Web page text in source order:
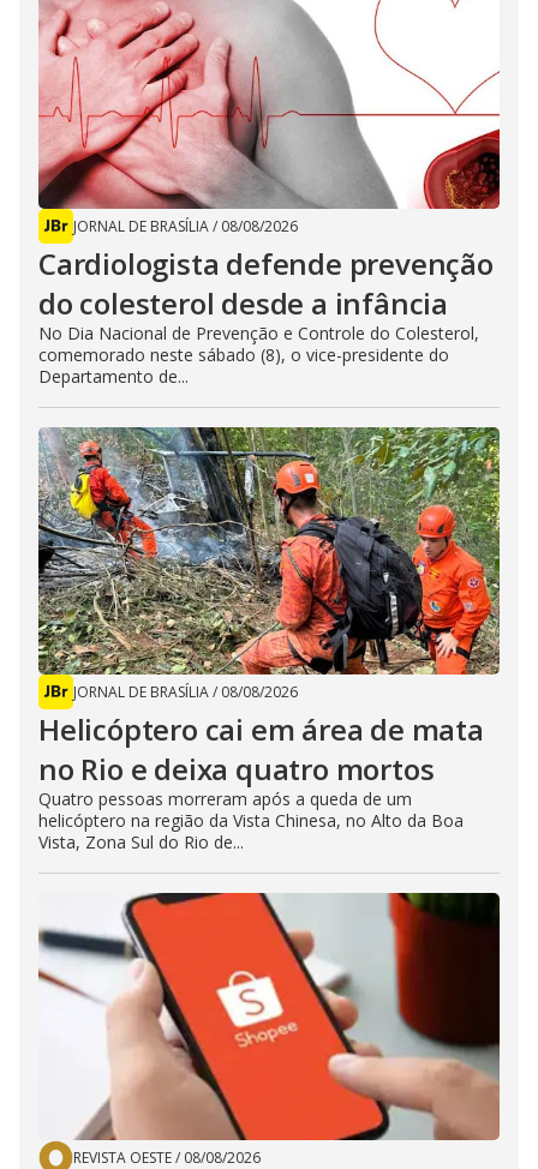
JORNAL DE BRASÍLIA/ 08/08/2026
Cardiologista defende prevenção
do colesterol desde a infância
No Dia Nacional de Prevenção e Controle do Colesterol,
comemorado neste sábado (8), o vice-presidente do
Departamento de...
JORNAL DE BRASÍLIA/ 08/08/2026
Helicóptero cai em área de mata
no Rio e deixa quatro mortos
Quatro pessoas morreram após a queda de um
helicóptero na região da Vista Chinesa, no Alto da Boa
Vista, Zona Sul do Rio de...
REVISTA OESTE/ 08/08/2026